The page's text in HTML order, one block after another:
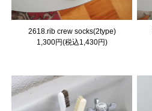
2618.rib crew socks(2type)
1,300円(税込1,430円)